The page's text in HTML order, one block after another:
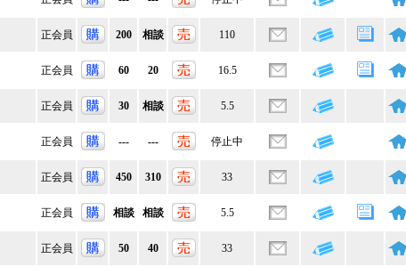
正会員 200 相談 110
正会員 60 20 16.5
正会員 30 相談 5.5
正会員 --- --- 停止中
正会員 450 310 33
正会員 相談 相談 5.5
正会員 50 40 33